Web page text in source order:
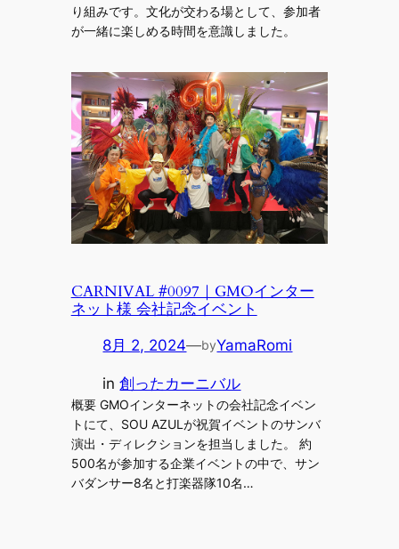
り組みです。文化が交わる場として、参加者
が一緒に楽しめる時間を意識しました。
CARNIVAL #0097｜GMOインター
ネット様 会社記念イベント
8月 2, 2024—byYamaRomi
in創ったカーニバル
概要 GMOインターネットの会社記念イベン
トにて、SOU AZULが祝賀イベントのサンバ
演出・ディレクションを担当しました。 約
500名が参加する企業イベントの中で、サン
バダンサー8名と打楽器隊10名…